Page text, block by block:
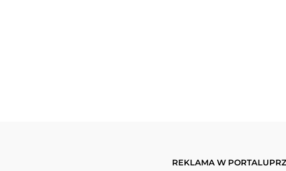
REKLAMA W PORTALU